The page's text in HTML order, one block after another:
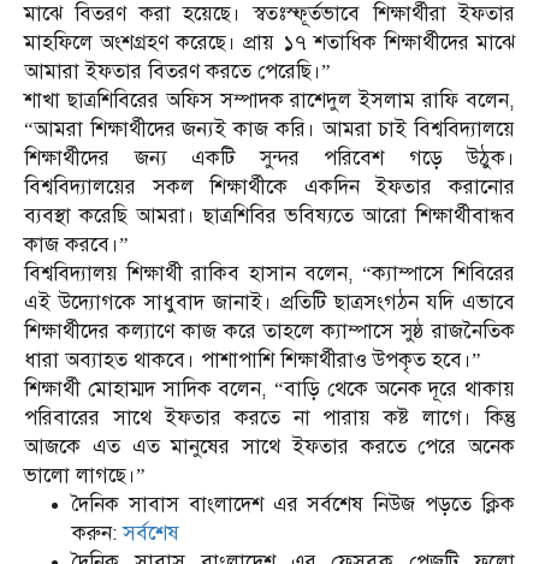
মাঝে বিতরণ করা হয়েছে। স্বতঃস্ফূর্তভাবে শিক্ষার্থীরা ইফতার
মাহফিলে অংশগ্রহণ করেছে। প্রায় ১৭ শতাধিক শিক্ষার্থীদের মাঝে
আমারা ইফতার বিতরণ করতে পেরেছি।”
শাখা ছাত্রশিবিরের অফিস সম্পাদক রাশেদুল ইসলাম রাফি বলেন,
“আমরা শিক্ষার্থীদের জন্যই কাজ করি। আমরা চাই বিশ্ববিদ্যালয়ে
শিক্ষার্থীদের জন্য একটি সুন্দর পরিবেশ গড়ে উঠুক।
বিশ্ববিদ্যালয়ের সকল শিক্ষার্থীকে একদিন ইফতার করানোর
ব্যবস্থা করেছি আমরা। ছাত্রশিবির ভবিষ্যতে আরো শিক্ষার্থীবান্ধব
কাজ করবে।”
বিশ্ববিদ্যালয় শিক্ষার্থী রাকিব হাসান বলেন, “ক্যাম্পাসে শিবিরের
এই উদ্যোগকে সাধুবাদ জানাই। প্রতিটি ছাত্রসংগঠন যদি এভাবে
শিক্ষার্থীদের কল্যাণে কাজ করে তাহলে ক্যাম্পাসে সুষ্ঠ রাজনৈতিক
ধারা অব্যাহত থাকবে। পাশাপাশি শিক্ষার্থীরাও উপকৃত হবে।”
শিক্ষার্থী মোহাম্মদ সাদিক বলেন, “বাড়ি থেকে অনেক দূরে থাকায়
পরিবারের সাথে ইফতার করতে না পারায় কষ্ট লাগে। কিন্তু
আজকে এত এত মানুষের সাথে ইফতার করতে পেরে অনেক
ভালো লাগছে।”
দৈনিক সাবাস বাংলাদেশ এর সর্বশেষ নিউজ পড়তে ক্লিক
করুন:সর্বশেষ